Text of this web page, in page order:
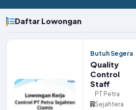
Daftar Lowongan
Butuh Segera
Quality
Control
Staff
PT Petra
Sejahtera